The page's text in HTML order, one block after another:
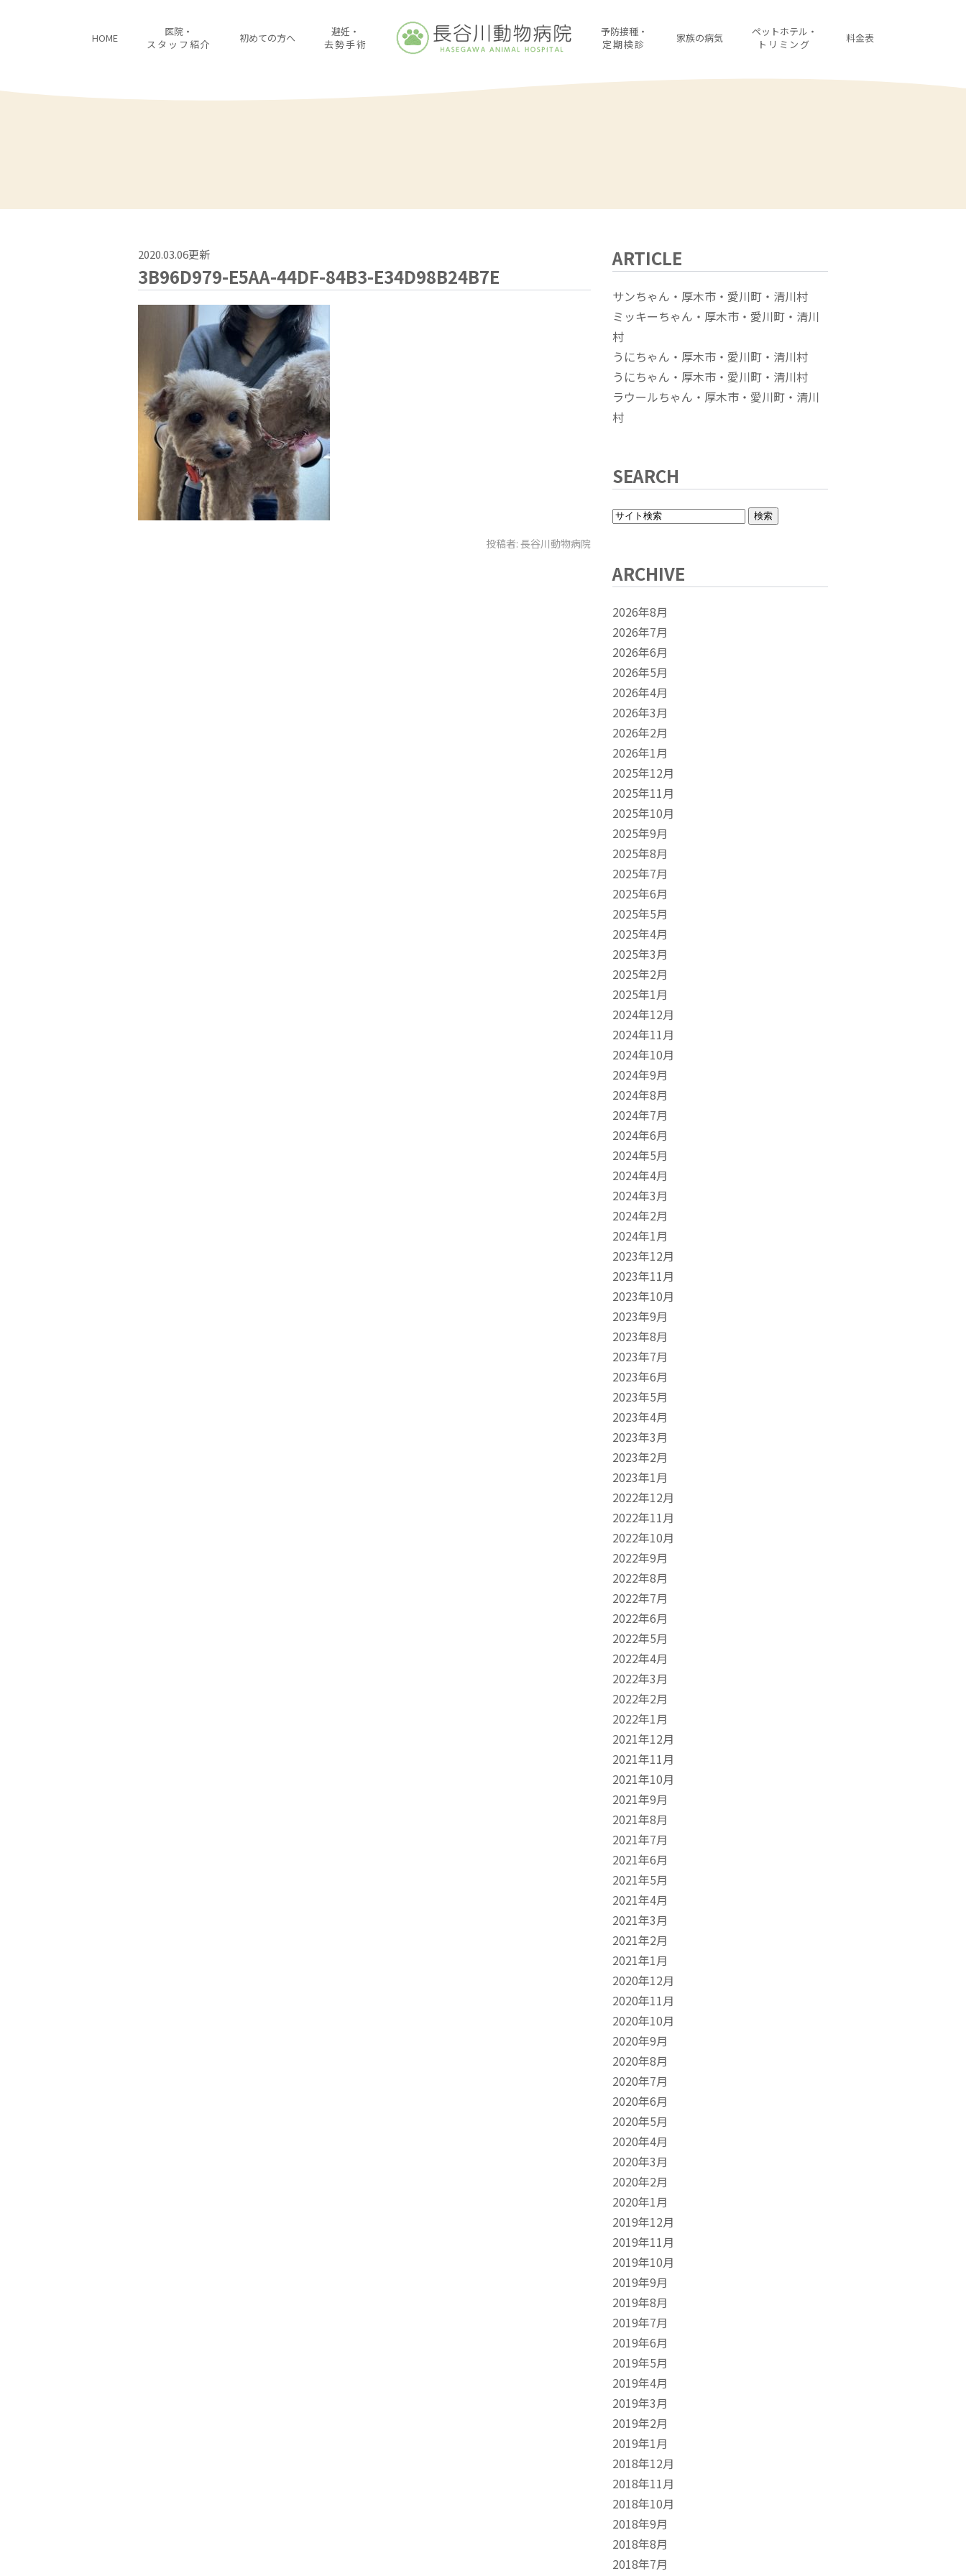
HOME
医院・
スタッフ紹介
初めての方へ
避妊・
去勢手術
予防接種・
定期検診
家族の病気
ペットホテル・
トリミング
料金表
2020.03.06更新
3B96D979-E5AA-44DF-84B3-E34D98B24B7E
投稿者: 長谷川動物病院
ARTICLE
サンちゃん・厚木市・愛川町・清川村
ミッキーちゃん・厚木市・愛川町・清川
村
うにちゃん・厚木市・愛川町・清川村
うにちゃん・厚木市・愛川町・清川村
ラウールちゃん・厚木市・愛川町・清川
村
SEARCH
ARCHIVE
2026年8月
2026年7月
2026年6月
2026年5月
2026年4月
2026年3月
2026年2月
2026年1月
2025年12月
2025年11月
2025年10月
2025年9月
2025年8月
2025年7月
2025年6月
2025年5月
2025年4月
2025年3月
2025年2月
2025年1月
2024年12月
2024年11月
2024年10月
2024年9月
2024年8月
2024年7月
2024年6月
2024年5月
2024年4月
2024年3月
2024年2月
2024年1月
2023年12月
2023年11月
2023年10月
2023年9月
2023年8月
2023年7月
2023年6月
2023年5月
2023年4月
2023年3月
2023年2月
2023年1月
2022年12月
2022年11月
2022年10月
2022年9月
2022年8月
2022年7月
2022年6月
2022年5月
2022年4月
2022年3月
2022年2月
2022年1月
2021年12月
2021年11月
2021年10月
2021年9月
2021年8月
2021年7月
2021年6月
2021年5月
2021年4月
2021年3月
2021年2月
2021年1月
2020年12月
2020年11月
2020年10月
2020年9月
2020年8月
2020年7月
2020年6月
2020年5月
2020年4月
2020年3月
2020年2月
2020年1月
2019年12月
2019年11月
2019年10月
2019年9月
2019年8月
2019年7月
2019年6月
2019年5月
2019年4月
2019年3月
2019年2月
2019年1月
2018年12月
2018年11月
2018年10月
2018年9月
2018年8月
2018年7月